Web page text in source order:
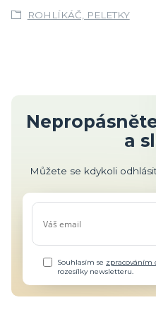
ROHLÍKÁČ, PELETKY
a
Můžete se kdykoli
Souhlasím se zpracováním
rozesílky newsletteru.